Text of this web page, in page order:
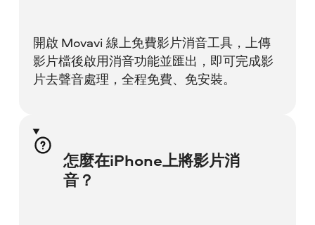
開啟 Movavi 線上免費影片消音工具，上傳
影片檔後啟用消音功能並匯出，即可完成影
片去聲音處理，全程免費、免安裝。
怎麼在iPhone上將影片消
音？